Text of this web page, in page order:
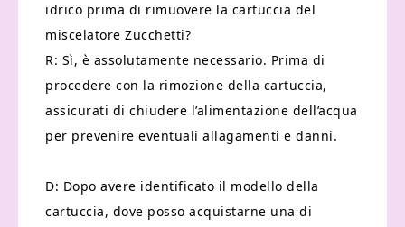
idrico prima di rimuovere la cartuccia del
miscelatore Zucchetti?
R: Sì, è assolutamente necessario. Prima di
procedere con la rimozione della cartuccia,
assicurati di chiudere l’alimentazione dell’acqua
per prevenire eventuali allagamenti e danni.
D: Dopo avere identificato il modello della
cartuccia, dove posso acquistarne una di